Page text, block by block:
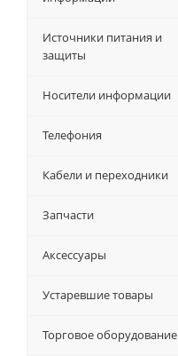
Источники питания и
защиты
Носители информации
Телефония
Кабели и переходники
Запчасти
Аксессуары
Устаревшие товары
Торговое оборудование